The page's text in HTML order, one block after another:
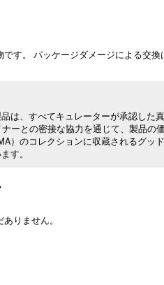
す。 パッケージダメージによる交換
は、すべてキュレーターが承認した真
ーとの密接な協力を通じて、製品の
）のコレクションに収蔵されるグッ
す。
りません。